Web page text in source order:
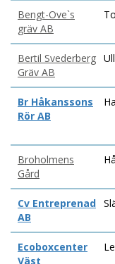
Bengt-Ove`s
gräv AB
Bertil Svederberg
Gräv AB
Br Håkanssons
Rör AB
Broholmens
Gård
Cv Entreprenad
AB
Ecoboxcenter
Väst